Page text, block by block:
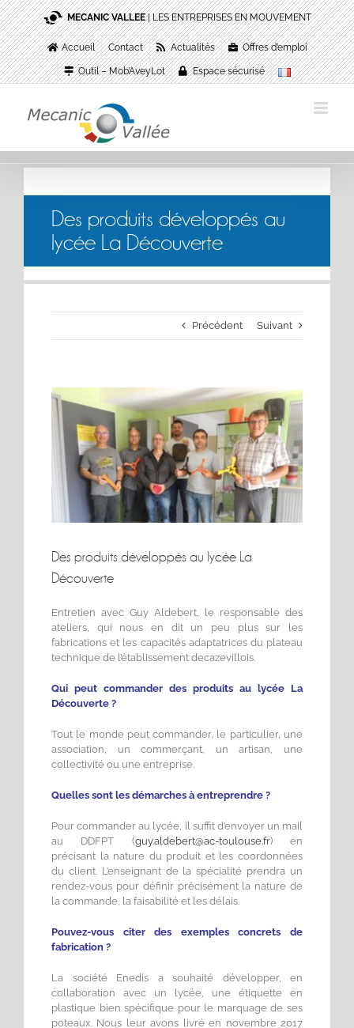
Passer
au
contenu
MECANIC VALLEE| LES ENTREPRISES EN MOUVEMENT
Accueil Contact Actualités Offres d’emploi
Outil – Mob’AveyLot Espace sécurisé
Des produits développés au
lycée La Découverte
Précédent Suivant
Voir
l'image
agrandie
Des produits développés au lycée La
Découverte
Entretien avec Guy Aldebert, le responsable des
ateliers, qui nous en dit un peu plus sur les
fabrications et les capacités adaptatrices du plateau
technique de l’établissement decazevillois.
Qui peut commander des produits au lycée La
Découverte ?
Tout le monde peut commander, le particulier, une
association, un commerçant, un artisan, une
collectivité ou une entreprise.
Quelles sont les démarches à entreprendre ?
Pour commander au lycée, il suffit d’envoyer un mail
au DDFPT (guy.aldebert@ac-toulouse.fr) en
précisant la nature du produit et les coordonnées
du client. L’enseignant de la spécialité prendra un
rendez-vous pour définir précisément la nature de
la commande, la faisabilité et les délais.
Pouvez-vous citer des exemples concrets de
fabrication ?
La société Enedis a souhaité développer, en
collaboration avec un lycée, une étiquette en
plastique bien spécifique pour le marquage de ses
poteaux. Nous leur avons livré en novembre 2017